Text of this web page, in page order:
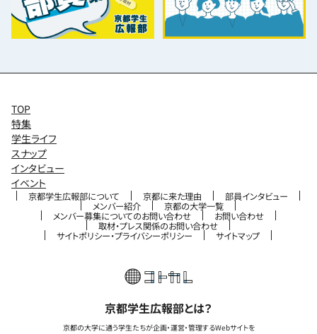
京都学生広報部とは？
京都の大学に通う学生たちが企画・運営・管理するWebサイトを
TOP
特集
学生ライフ
スナップ
インタビュー
イベント
京都学生広報部について 京都に来た理由 部員インタビュー
メンバー紹介 京都の大学一覧
メンバー募集についてのお問い合わせ お問い合わせ
取材・プレス関係のお問い合わせ
サイトポリシー・プライバシーポリシー サイトマップ